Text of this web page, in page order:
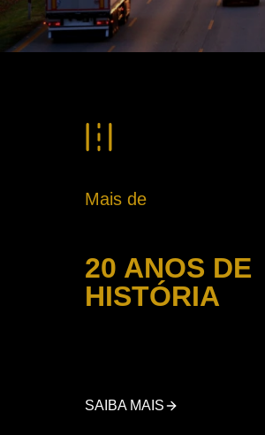
Mais de
20 ANOS DE
HISTÓRIA
SAIBA MAIS